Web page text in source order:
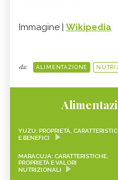
Immagine | Wikipedia
da: ALIMENTAZIONE
YUZU: PROPRIETÀ,
E BENEFICI
MARACUJA: CARATTERISTICHE,
PROPRIETÀ E VALORI
NUTRIZIONALI